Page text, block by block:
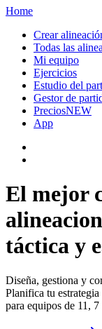
Home
Crear
Todas las
Mi equipo
Ejercicios
Estudio del
Gestor de
PreciosNEW
App
El mejor
táctica y
Diseña, gestiona y
Planifica tu
para equipos de 11,